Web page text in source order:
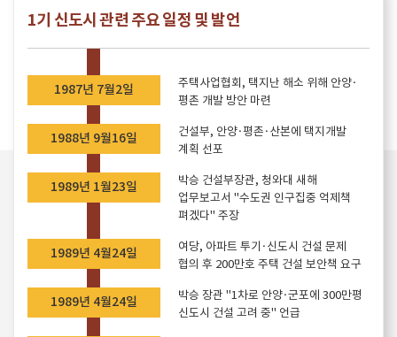
1기 신도시 관련 주요 일정 및 발언
1987년 7월2일
주택사업협회, 택지난 해소 위해 안양·
평촌 개발 방안 마련
1988년 9월16일
건설부, 안양·평촌·산본에 택지개발
계획 선포
1989년 1월23일
박승 건설부장관, 청와대 새해
업무보고서 "수도권 인구집중 억제책
펴겠다" 주장
1989년 4월24일
여당, 아파트 투기·신도시 건설 문제
협의 후 200만호 주택 건설 보안책 요구
1989년 4월24일
박승 장관 "1차로 안양·군포에 300만평
신도시 건설 고려 중" 언급